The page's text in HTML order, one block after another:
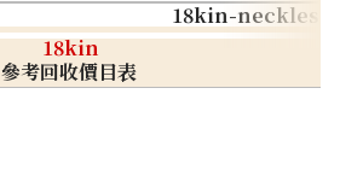
18kin-neckless
18kin
參考回收價目表